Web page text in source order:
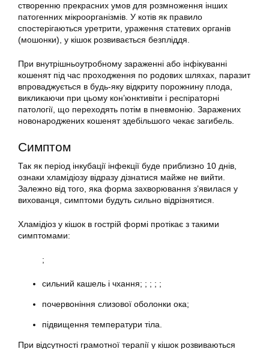
створенню прекрасних умов для розмноження інших
патогенних мікроорганізмів. У котів як правило
спостерігаються уретрити, ураження статевих органів
(мошонки), у кішок розвивається безпліддя.
При внутрішньоутробному зараженні або інфікуванні
кошенят під час проходження по родових шляхах, паразит
впроваджується в будь-яку відкриту порожнину плода,
викликаючи при цьому кон’юнктивіти і респіраторні
патології, що переходять потім в пневмонію. Заражених
новонароджених кошенят здебільшого чекає загибель.
Симптом
Так як період інкубації інфекції буде приблизно 10 днів,
ознаки хламідіозу відразу дізнатися майже не вийти.
Залежно від того, яка форма захворювання з’явилася у
вихованця, симптоми будуть сильно відрізнятися.
Хламідіоз у кішок в гострій формі протікає з такими
симптомами:
;
сильний кашель і чхання; ; ; ; ;
почервоніння слизової оболонки ока;
підвищення температури тіла.
При відсутності грамотної терапії у кішок розвиваються